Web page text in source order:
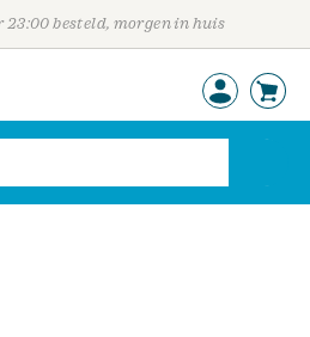
23:00 besteld, morgen in huis